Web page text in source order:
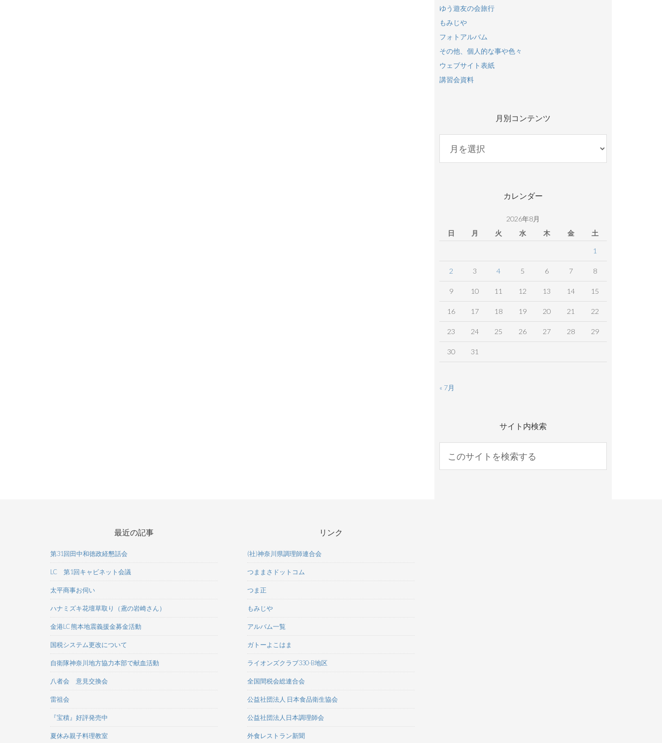
ゆう遊友の会旅行
もみじや
フォトアルバム
その他、個人的な事や色々
ウェブサイト表紙
講習会資料
月別コンテンツ
コ
カレンダー
2026年8月
日
月 火 水 木 金 土
1
2 3 4 5 6 7 8
9 10 11 12 13 14 15
16 17 18 19 20 21 22
23 24 25 26 27 28 29
30 31
« 7月
サイト内検索
最近の記事
第31回田中和徳政経懇話会
LC 第1回キャビネット会議
太平商事お伺い
ハナミズキ花壇草取り（鳶の岩崎さん）
金港LC 熊本地震義援金募金活動
国税システム更改について
自衛隊神奈川地方協力本部で献血活動
八者会 意見交換会
雷祖会
『宝積』好評発売中
夏休み親子料理教室
リンク
(社)神奈川県調理師連合会
つままさドットコム
つま正
もみじや
アルバム一覧
ガトーよこはま
ライオンズクラブ330-B地区
全国間税会総連合会
公益社団法人 日本食品衛生協会
公益社団法人日本調理師会
外食レストラン新聞